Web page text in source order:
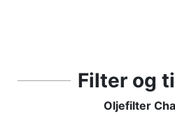
Filter og
Oljefilter